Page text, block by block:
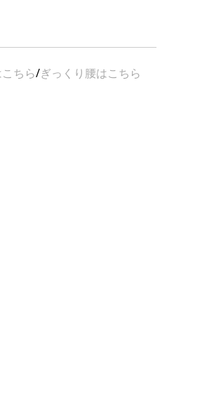
ちら/ぎっくり腰はこちら